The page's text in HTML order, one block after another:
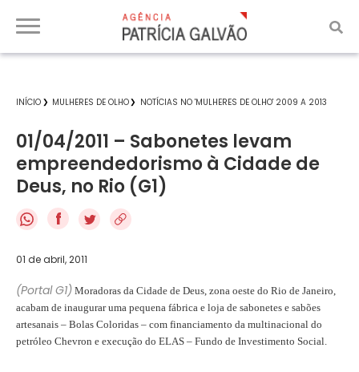
INÍCIO MULHERES DE OLHO NOTÍCIAS NO 'MULHERES DE OLHO' 2009 A 2013
01/04/2011 – Sabonetes levam
empreendedorismo à Cidade de
Deus, no Rio (G1)
f
01 de abril, 2011
(Portal G1) Moradoras da Cidade de Deus, zona oeste do Rio de Janeiro,
acabam de inaugurar uma pequena fábrica e loja de sabonetes e sabões
artesanais – Bolas Coloridas – com financiamento da multinacional do
petróleo Chevron e execução do ELAS – Fundo de Investimento Social.